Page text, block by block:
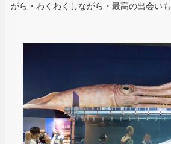
がら・わくわくしながら・最高の出会い